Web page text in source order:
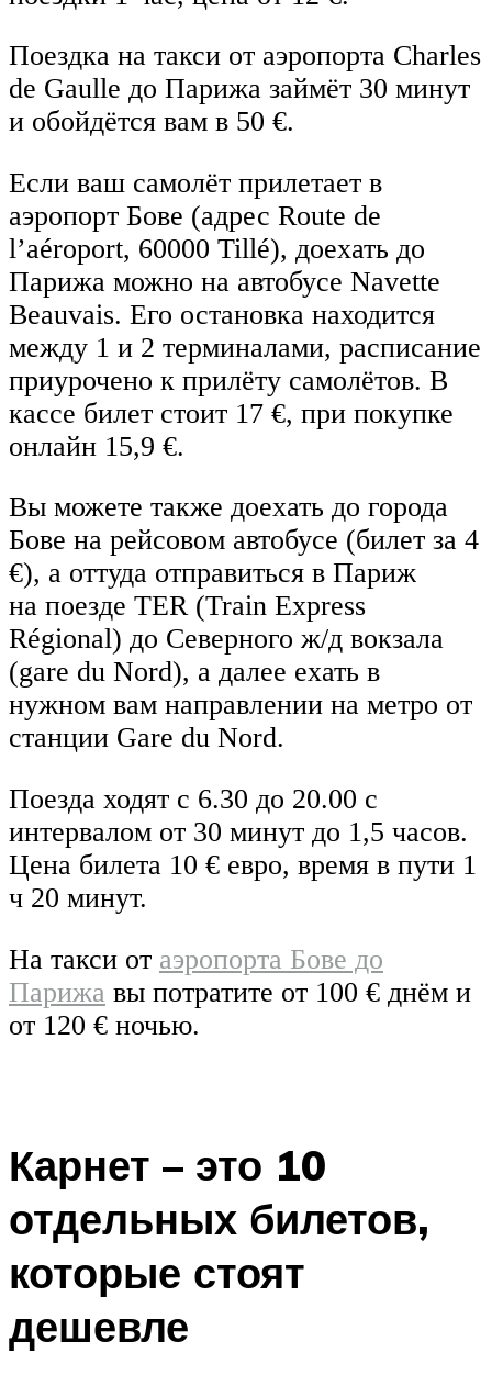
Поездка на такси от аэропорта Charles
de Gaulle до Парижа займёт 30 минут
и обойдётся вам в 50 €.
Если ваш самолёт прилетает в
аэропорт Бове (адрес Route de
l’aéroport, 60000 Tillé), доехать до
Парижа можно на автобусе Navette
Beauvais. Его остановка находится
между 1 и 2 терминалами, расписание
приурочено к прилёту самолётов. В
кассе билет стоит 17 €, при покупке
онлайн 15,9 €.
Вы можете также доехать до города
Бове на рейсовом автобусе (билет за 4
€), а оттуда отправиться в Париж
на поезде TER (Train Express
Régional) до Северного ж/д вокзала
(gare du Nord), а далее ехать в
нужном вам направлении на метро от
станции Gare du Nord.
Поезда ходят с 6.30 до 20.00 с
интервалом от 30 минут до 1,5 часов.
Цена билета 10 € евро, время в пути 1
ч 20 минут.
На такси от аэропорта Бове до
Парижа вы потратите от 100 € днём и
от 120 € ночью.
Карнет – это 10
отдельных билетов,
которые стоят
дешевле